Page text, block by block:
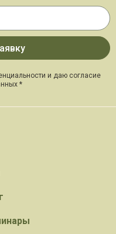
и даю согласие
*